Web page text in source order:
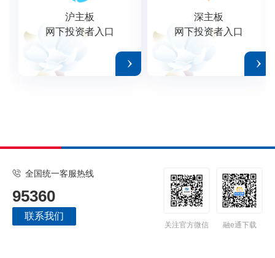
沪主板
网下投资者入口
深主板
网下投资者入口
关注官方微信 融e通下载
全国统一客服热线
95360
联系我们